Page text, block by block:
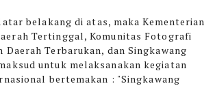
belakang di atas, maka Kementerian
Tertinggal, Komunitas Fotografi
Daerah Terbarukan, dan Singkawang
untuk melaksanakan kegiatan
bertemakan : "Singkawang